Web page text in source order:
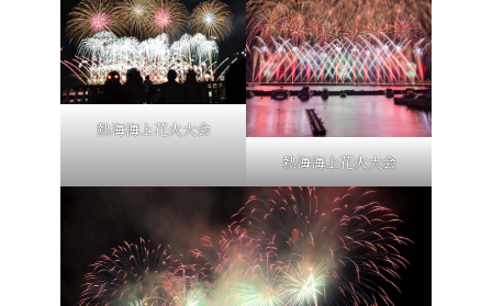
熱海海上花火大会
熱海海上花火大会